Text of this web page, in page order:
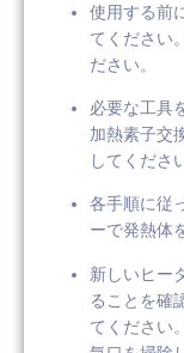
使用する前
てください
ださい。
必要な工具
加熱素子交
してくださ
各手順に従
ーで発熱体
新しいヒー
ることを確
てください